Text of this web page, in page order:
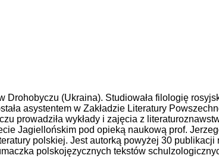
Drohobyczu (Ukraina). Studiowała filologię
asystentem w Zakładzie Literatury
prowadziła wykłady i zajęcia z
Jagiellońskim pod opieką naukową prof.
polskiej. Jest autorką powyżej 30
polskojęzycznych tekstów